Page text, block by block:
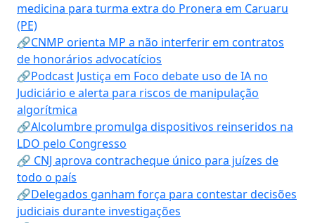
medicina para turma extra do Pronera em Caruaru
(PE)
🔗CNMP orienta MP a não interferir em contratos
de honorários advocatícios
🔗Podcast Justiça em Foco debate uso de IA no
Judiciário e alerta para riscos de manipulação
algorítmica
🔗Alcolumbre promulga dispositivos reinseridos na
LDO pelo Congresso
🔗 CNJ aprova contracheque único para juízes de
todo o país
🔗Delegados ganham força para contestar decisões
judiciais durante investigações